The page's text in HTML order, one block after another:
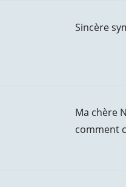
Sincère
Ma chère
comment